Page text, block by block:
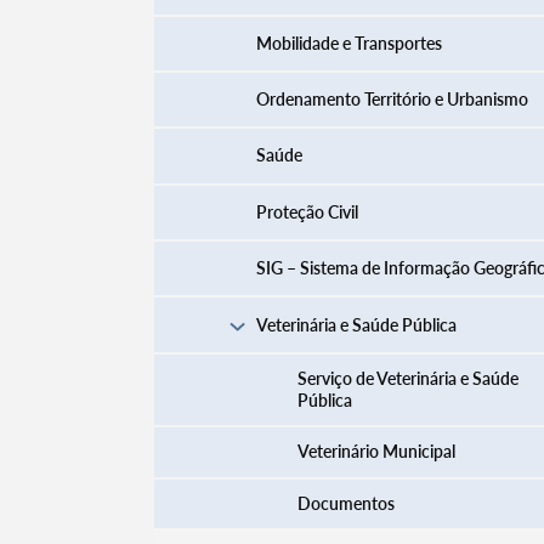
Mobilidade e Transportes
Ordenamento Território e Urbanismo
Saúde
Proteção Civil
SIG – Sistema de Informação
Veterinária e Saúde Pública
Serviço de Veterinária e Saúde
Pública
Veterinário Municipal
Documentos